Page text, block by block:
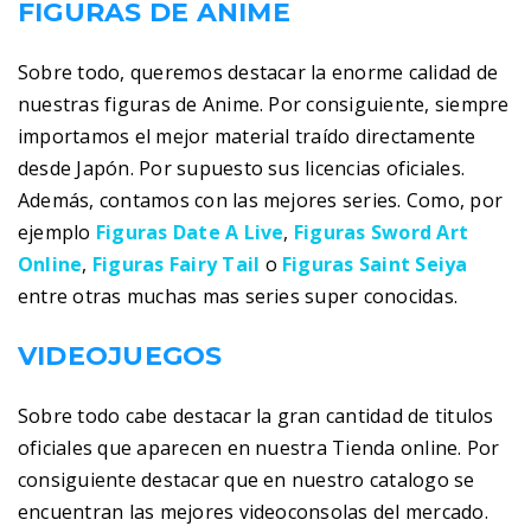
FIGURAS DE ANIME
Sobre todo, queremos destacar la enorme calidad de
nuestras figuras de Anime. Por consiguiente, siempre
importamos el mejor material traído directamente
desde Japón. Por supuesto sus licencias oficiales.
Además, contamos con las mejores series. Como, por
ejemplo Figuras Date A Live, Figuras Sword Art
Online, Figuras Fairy Tail o Figuras Saint Seiya
entre otras muchas mas series super conocidas.
VIDEOJUEGOS
Sobre todo cabe destacar la gran cantidad de titulos
oficiales que aparecen en nuestra Tienda online. Por
consiguiente destacar que en nuestro catalogo se
encuentran las mejores videoconsolas del mercado.